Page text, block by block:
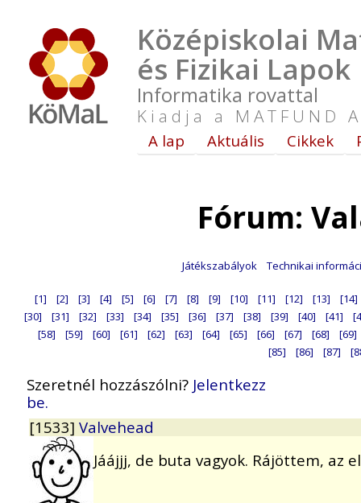
Középiskolai
és Fizikai Lapok
Informatika rovattal
Kiadja a MATFUND
A lap Aktuális Cikkek
Fórum:
Játékszabályok Technikai
[1] [2] [3] [4] [5] [6] [7] [8] [9] [10] [11] [12] [13]
[14]
[30]
[31] [32] [33] [34] [35] [36] [37] [38] [39] [40] [41]
[58]
[59] [60] [61] [62] [63] [64] [65] [66] [67] [68]
[69]
[85]
[86] [87]
Szeretnél hozzászólni? Jelentkezz
be.
[1533] Valvehead
Jáájjj, de buta vagyok. Rájöttem, az